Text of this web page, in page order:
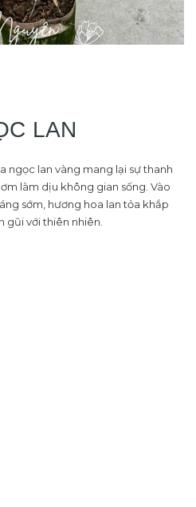
LAN
ngọc lan vàng mang lại sự thanh
làm dịu không gian sống. Vào
sớm, hương hoa lan tỏa khắp
gũi với thiên nhiên.